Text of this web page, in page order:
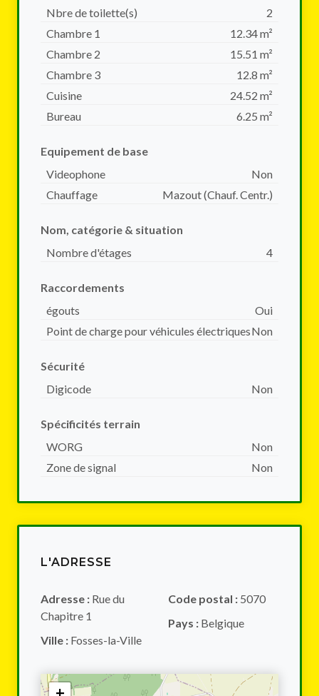
Nbre de toilette(s)
2
Chambre 1
12.34 m²
Chambre 2
15.51 m²
Chambre 3
12.8 m²
Cuisine
24.52 m²
Bureau
6.25 m²
Equipement de base
Videophone
Non
Chauffage
Mazout (chauf. Centr.)
Nom, catégorie & situation
Nombre d'étages
4
Raccordements
égouts
Oui
Point de charge pour véhicules électriquesNon
Sécurité
Digicode
Non
Spécificités terrain
WORG
Non
Zone de signal
Non
L'ADRESSE
Adresse : Rue du
Chapitre 1
Ville : Fosses-la-Ville
Code postal : 5070
Pays : Belgique